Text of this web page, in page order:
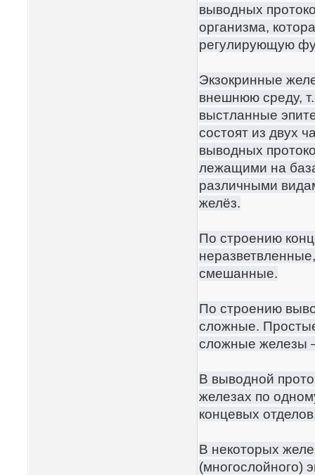
выводных
организма,
регулирующую
Экзокринные
внешнюю среду,
выстланные
состоят из двух
выводных
лежащими на
различными
желёз.
По строению
смешанные.
По строению
сложные.
сложные железы
В выводной
железах по
концевых
В некоторых
(многослойного)